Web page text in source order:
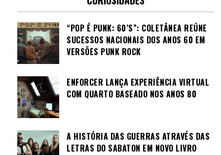
“POP É PUNK: 60’S”: COLETÂNEA REÚNE
SUCESSOS NACIONAIS DOS ANOS 60 EM
VERSÕES PUNK ROCK
ENFORCER LANÇA EXPERIÊNCIA VIRTUAL
COM QUARTO BASEADO NOS ANOS 80
A HISTÓRIA DAS GUERRAS ATRAVÉS DAS
LETRAS DO SABATON EM NOVO LIVRO